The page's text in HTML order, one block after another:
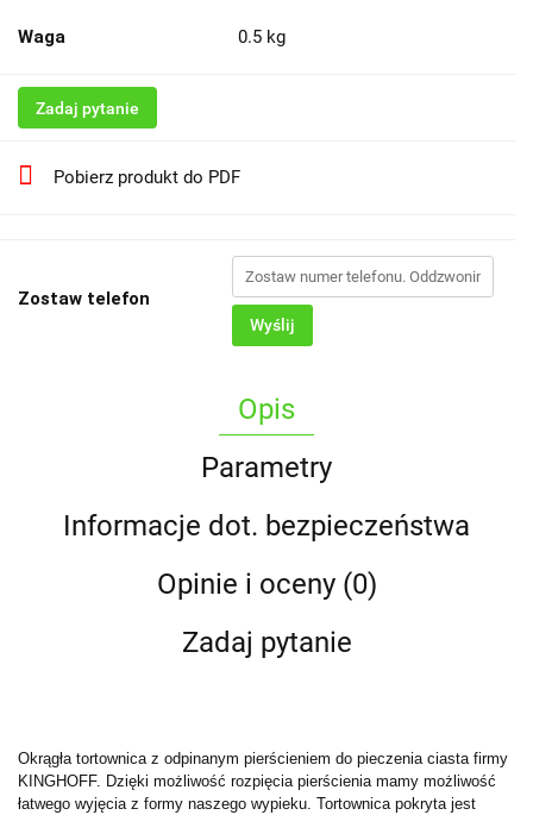
Waga 0.5 kg
Zadaj pytanie
Pobierz produkt do PDF
Zostaw telefon
Wyślij
Opis
Parametry
Informacje dot. bezpieczeństwa
Opinie i oceny (0)
Zadaj pytanie
Okrągła tortownica z odpinanym pierścieniem do pieczenia ciasta firmy
KINGHOFF. Dzięki możliwość rozpięcia pierścienia mamy możliwość
łatwego wyjęcia z formy naszego wypieku. Tortownica pokryta jest